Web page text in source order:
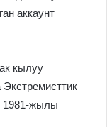
аккаунт
кылуу
1981-жылы